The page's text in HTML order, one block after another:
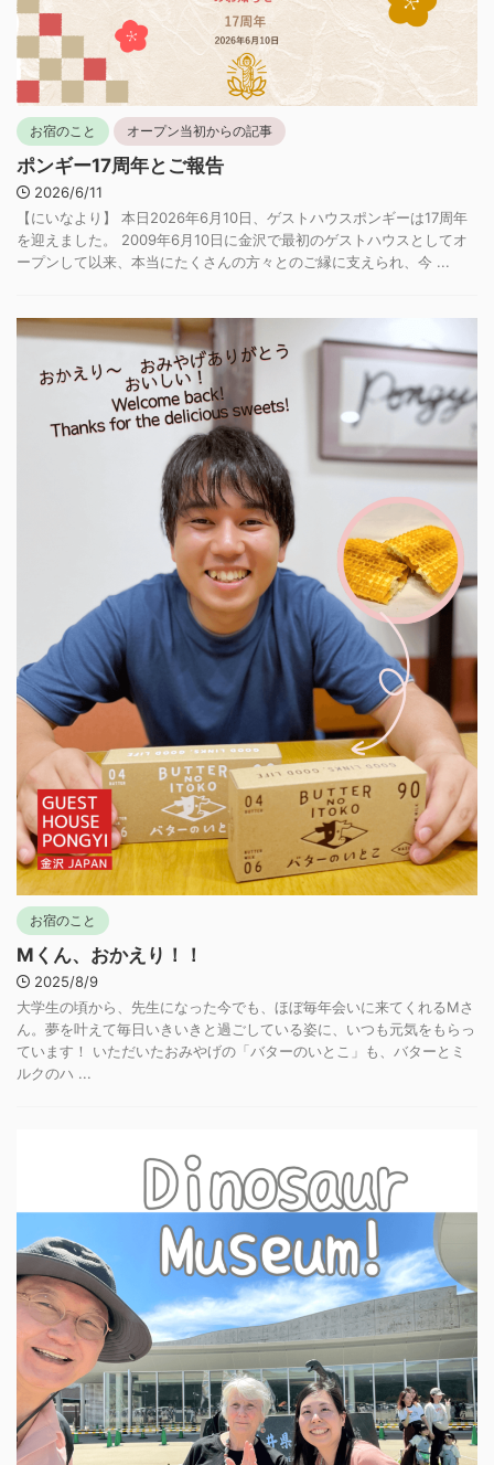
お宿のこと オープン当初からの記事
ポンギー17周年とご報告
2026/6/11
【にいなより】 本日2026年6月10日、ゲストハウスポンギーは17周年
を迎えました。 2009年6月10日に金沢で最初のゲストハウスとしてオ
ープンして以来、本当にたくさんの方々とのご縁に支えられ、今 ...
お宿のこと
Mくん、おかえり！！
2025/8/9
大学生の頃から、先生になった今でも、ほぼ毎年会いに来てくれるMさ
ん。夢を叶えて毎日いきいきと過ごしている姿に、いつも元気をもらっ
ています！ いただいたおみやげの「バターのいとこ」も、バターとミ
ルクのハ ...